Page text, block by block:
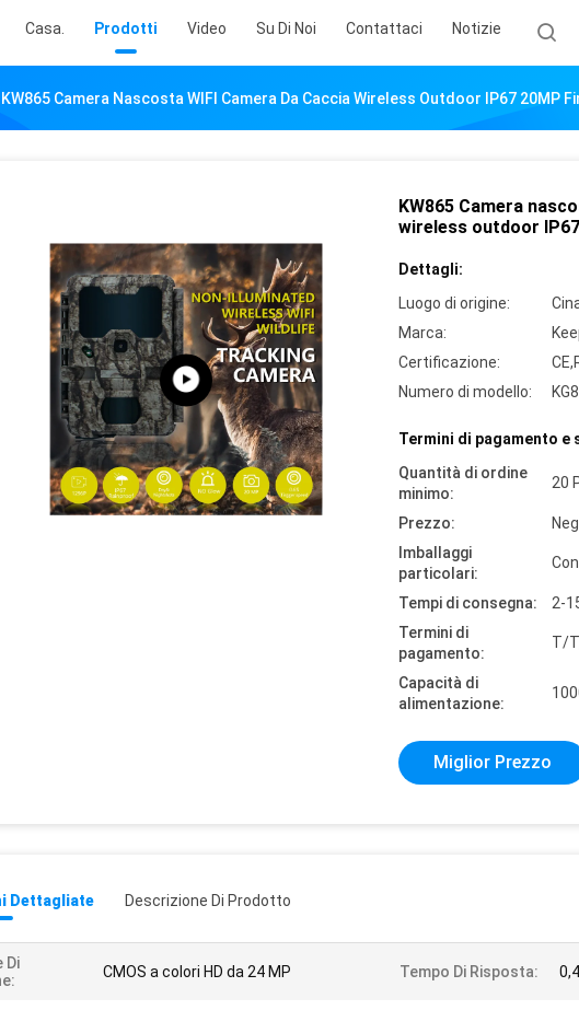
Casa. Prodotti Video Su Di Noi Contattaci Notizie
KW865 Camera Nascosta WIFI Camera Da Caccia Wireless Outdoor IP67 20MP
KW865 Camera
wireless outdoor
Dettagli:
Luogo di origine:
Marca:
Certificazione:
Numero di modello:
Termini di pagamento e
Quantità di ordine
minimo:
20
Prezzo:
Imballaggi
particolari:
Tempi di consegna:
2-
Termini di
pagamento:
T/
Capacità di
alimentazione:
Miglior Prezzo
Dettagliate Descrizione Di Prodotto
Di
CMOS a colori HD da 24 MP Tempo Di Risposta: